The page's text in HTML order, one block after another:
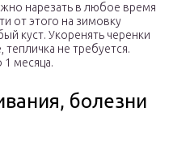
нарезать в любое время
от этого на зимовку
куст. Укоренять черенки
не требуется.
месяца.
болезни